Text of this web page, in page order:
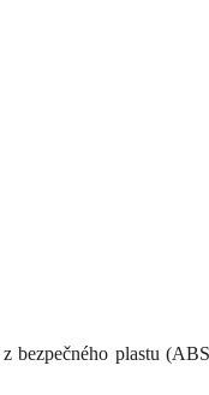
bezpečného plastu